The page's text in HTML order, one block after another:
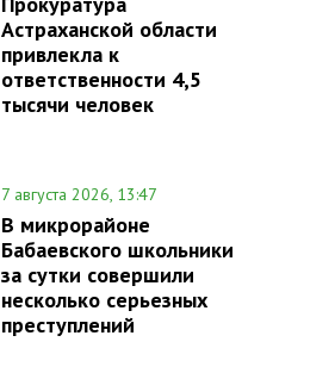
Астраханской области
привлекла к
ответственности 4,5
тысячи человек
7 августа 2026, 13:47
В микрорайоне
Бабаевского школьники
за сутки совершили
несколько серьезных
преступлений